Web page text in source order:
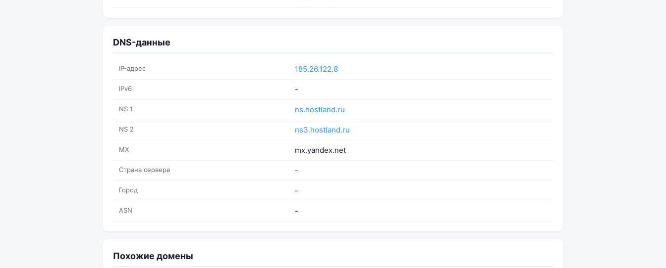
DNS-данные
IP-адрес 185.26.122.8
IPv6 -
NS 1 ns.hostland.ru
NS 2 ns3.hostland.ru
MX mx.yandex.net
Страна сервера -
Город -
ASN -
Похожие домены